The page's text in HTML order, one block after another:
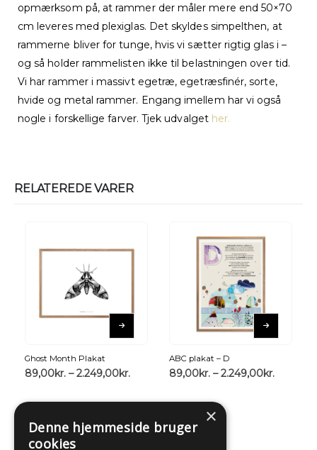
opmærksom på, at rammer der måler mere end 50×70
cm leveres med plexiglas. Det skyldes simpelthen, at
rammerne bliver for tunge, hvis vi sætter rigtig glas i –
og så holder rammelisten ikke til belastningen over tid.
Vi har rammer i massivt egetræ, egetræsfinér, sorte,
hvide og metal rammer. Engang imellem har vi også
nogle i forskellige farver. Tjek udvalgether.
RELATEREDE VARER
Ghost Month Plakat
89,00kr. – 2.249,00kr.
ABC plakat – D
89,00kr. – 2.249,00kr.
×
Denne hjemmeside bruger
cookies